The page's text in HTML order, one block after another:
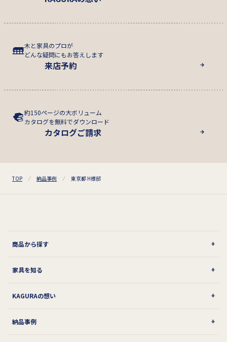
木と家具のプロが
どんな疑問にもお答えします
来店予約
約150ページの大ボリューム
カタログを無料でダウンロード
カタログご請求
TOP 納品事例 東京都 H様邸
商品から探す
家具を知る
KAGURAの想い
納品事例